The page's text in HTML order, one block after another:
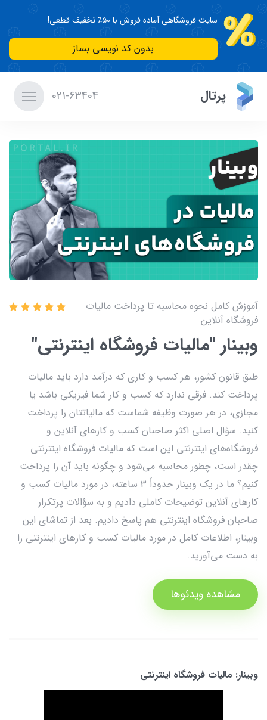
سایت فروشگاهی آماده فروش با ۵۰٪ تخفیف قطعی!
بدون کد نویسی بساز
پرتال 021-63404
آموزش کامل نحوه محاسبه تا پرداخت مالیات
فروشگاه آنلاین
وبینار "مالیات فروشگاه اینترنتی"
طبق قانون کشور، هر کسب و کاری که درآمد دارد باید مالیات
پرداخت کند. فرقی ندارد که کسب و کار شما فیزیکی باشد یا
مجازی، در هر صورت وظیفه شماست که مالیاتتان را پرداخت
کنید. سؤال اصلی اکثر صاحبان کسب و کارهای آنلاین و
فروشگاه‌های اینترنتی این است که مالیات فروشگاه اینترنتی
چقدر است، چطور محاسبه می‌شود و چگونه باید آن را پرداخت
کنیم؟ ما در یک وبینار حدوداً 3 ساعته، در مورد مالیات کسب و
کارهای آنلاین توضیحات کاملی دادیم و به سؤالات پرتکرار
صاحبان فروشگاه اینترنتی هم پاسخ دادیم. بعد از تماشای این
وبینار، اطلاعات کامل در مورد مالیات کسب و کارهای اینترنتی را
به دست می‌آورید.
مشاهده ویدئوها
وبینار: مالیات فروشگاه اینترنتی